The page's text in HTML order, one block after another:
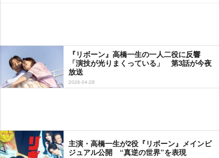
『リボーン』高橋一生の一人二役に反響
「演技が光りまくっている」 第3話が今夜
放送
2026-04-28
主演・高橋一生が2役『リボーン』メインビ
ジュアル公開 “真逆の世界”を表現